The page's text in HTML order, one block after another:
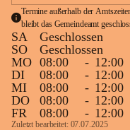
Termine außerhalb der
bleibt das Gemeindeamt
SA
Geschlossen
SO
Geschlossen
MO 08:00 - 12:00
DI
08:00 - 12:00
MI
08:00 - 12:00
DO
08:00 - 12:00
FR
08:00 - 12:00
Zuletzt bearbeitet: 07.07.2025